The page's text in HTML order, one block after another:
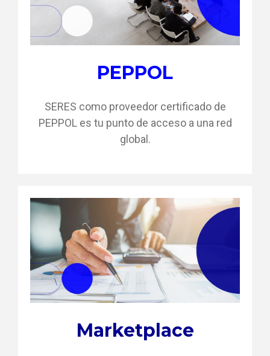
PEPPOL
SERES como proveedor certificado de
PEPPOL es tu punto de acceso a una red
global.
Marketplace